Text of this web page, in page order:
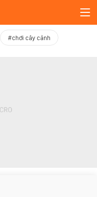
#chơi cây cảnh